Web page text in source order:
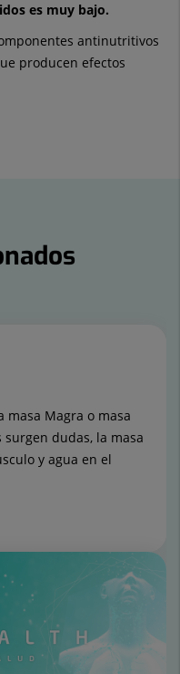
es muy bajo.
antinutritivos
producen efectos
masa Magra o masa
surgen dudas, la masa
y agua en el